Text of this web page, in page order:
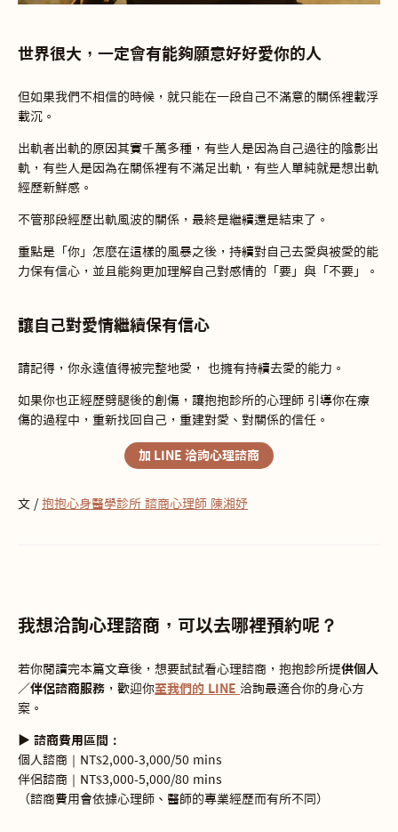
世界很大，一定會有能夠願意好好愛你的人
但如果我們不相信的時候，就只能在一段自己不滿意的關係裡載浮
載沉。
出軌者出軌的原因其實千萬多種，有些人是因為自己過往的陰影出
軌，有些人是因為在關係裡有不滿足出軌，有些人單純就是想出軌
經歷新鮮感。
不管那段經歷出軌風波的關係，最終是繼續還是結束了。
重點是「你」怎麼在這樣的風暴之後，持續對自己去愛與被愛的能
力保有信心，並且能夠更加理解自己對感情的「要」與「不要」。
讓自己對愛情繼續保有信心
請記得，你永遠值得被完整地愛， 也擁有持續去愛的能力。
如果你也正經歷劈腿後的創傷，讓抱抱診所的心理師 引導你在療
傷的過程中，重新找回自己，重建對愛、對關係的信任。
加 LINE 洽詢心理諮商
文 / 抱抱心身醫學診所 諮商心理師 陳湘妤
我想洽詢心理諮商，可以去哪裡預約呢？
若你閱讀完本篇文章後，想要試試看心理諮商，抱抱診所提供個人
／伴侶諮商服務 ，歡迎你至我們的 LINE 洽詢最適合你的身心方
案。
▶ 諮商費用區間：
個人諮商｜NT$2,000-3,000/50 mins
伴侶諮商｜NT$3,000-5,000/80 mins
（諮商費用會依據心理師、醫師的專業經歷而有所不同）